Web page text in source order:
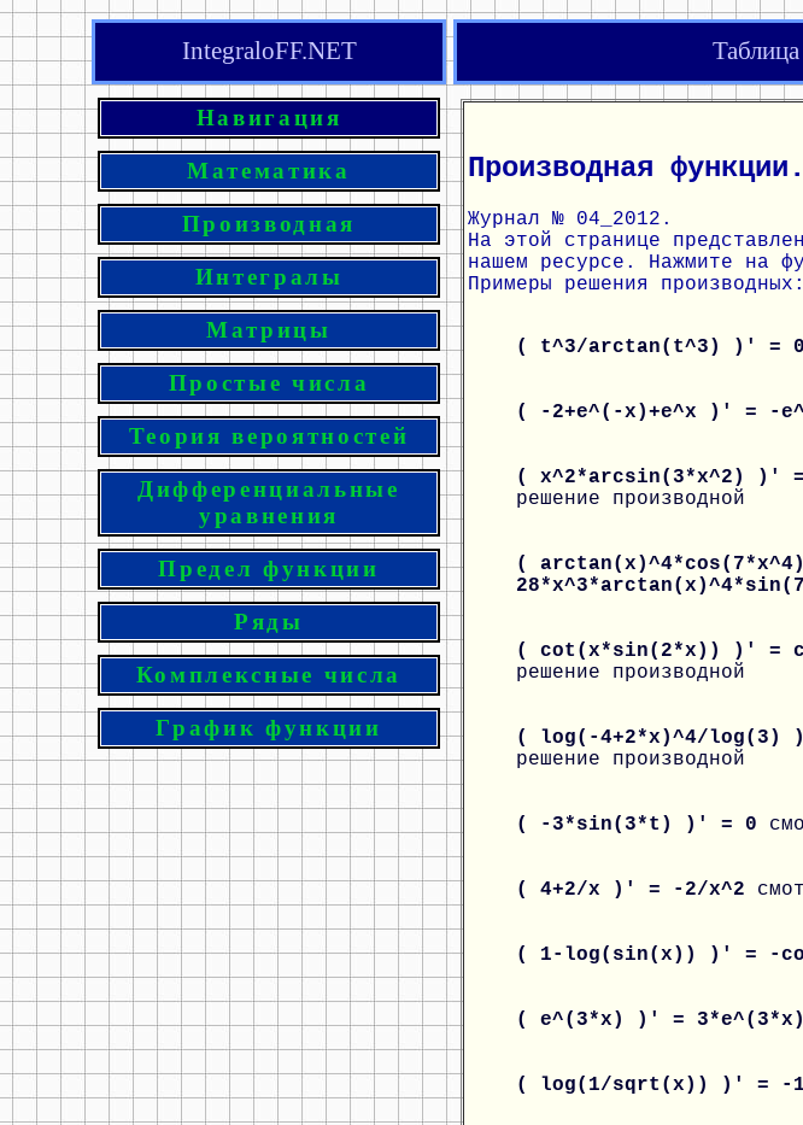
IntegraloFF.NET
Навигация
Математика
Производная
Интегралы
Матрицы
Простые числа
Теория вероятностей
Дифференциальные
уравнения
Предел функции
Ряды
Комплексные числа
График функции
Производная
Журнал № 04_2012.
На этой странице
нашем ресурсе. Нажмите на
Примеры решения производных:
( t^3/arctan(t^3) )' =
( -2+e^(-x)+e^x )' = -
( x^2*arcsin(3*x^2) )'
решение производной
(
( cot(x*sin(2*x)) )' =
решение производной
( log(-4+2*x)^4/log(3)
решение производной
( -3*sin(3*t) )' = 0
( 4+2/x )' = -2/x^2
( 1-log(sin(x)) )' = -
( e^(3*x) )' =
( log(1/sqrt(x)) )' = -